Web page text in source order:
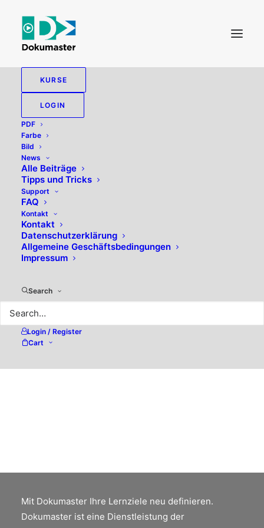
KURSE
LOGIN
PDF
Farbe
Bild
News
Alle Beiträge
Tipps und Tricks
Support
FAQ
Kontakt
Kontakt
Datenschutzerklärung
Allgemeine Geschäftsbedingungen
Impressum
Search
Login / Register
Cart
UNSCHARF MASKIEREN
Adobe Photoshop – Varianten,
Mit Dokumaster Ihre Lernziele neu definieren.
Dokumaster ist eine Dienstleistung der